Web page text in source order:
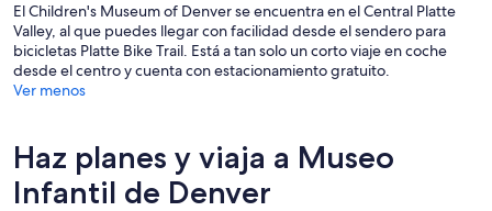
El Children's Museum of Denver se encuentra en el Central Platte
Valley, al que puedes llegar con facilidad desde el sendero para
bicicletas Platte Bike Trail. Está a tan solo un corto viaje en coche
desde el centro y cuenta con estacionamiento gratuito.
Ver menos
Haz planes y viaja a Museo
Infantil de Denver